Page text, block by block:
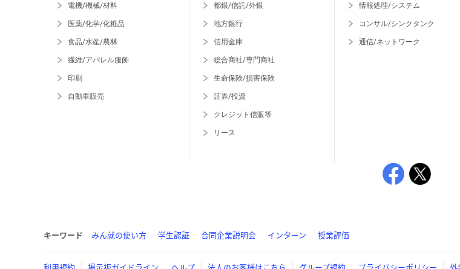
電機/機械/材料
医薬/化学/化粧品
食品/水産/農林
繊維/アパレル服飾
印刷
自動車販売
都銀/信託/外銀
地方銀行
信用金庫
総合商社/専門商社
生命保険/損害保険
証券/投資
クレジット信販等
リース
情報処理/システム
コンサル/シンクタンク
通信/ネットワーク
キーワード みん就の使い方 学生認証 合同企業説明会 インターン 授業評価